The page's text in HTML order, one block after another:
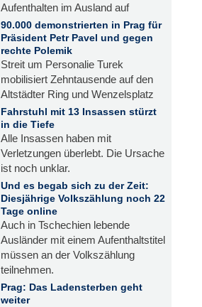
Aufenthalten im Ausland auf
90.000 demonstrierten in Prag für
Präsident Petr Pavel und gegen
rechte Polemik
Streit um Personalie Turek
mobilisiert Zehntausende auf den
Altstädter Ring und Wenzelsplatz
Fahrstuhl mit 13 Insassen stürzt
in die Tiefe
Alle Insassen haben mit
Verletzungen überlebt. Die Ursache
ist noch unklar.
Und es begab sich zu der Zeit:
Diesjährige Volkszählung noch 22
Tage online
Auch in Tschechien lebende
Ausländer mit einem Aufenthaltstitel
müssen an der Volkszählung
teilnehmen.
Prag: Das Ladensterben geht
weiter